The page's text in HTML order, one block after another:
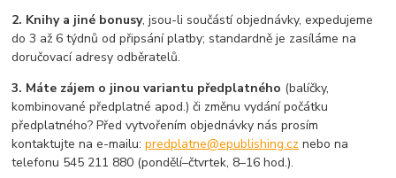
2. Knihy a jiné bonusy, jsou-li součástí objednávky, expedujeme
do 3 až 6 týdnů od připsání platby; standardně je zasíláme na
doručovací adresy odběratelů.
3. Máte zájem o jinou variantu předplatného (balíčky,
kombinované předplatné apod.) či změnu vydání počátku
předplatného? Před vytvořením objednávky nás prosím
kontaktujte na e-mailu:predplatne@epublishing.cz nebo na
telefonu 545 211 880 (pondělí–čtvrtek, 8–16 hod.).